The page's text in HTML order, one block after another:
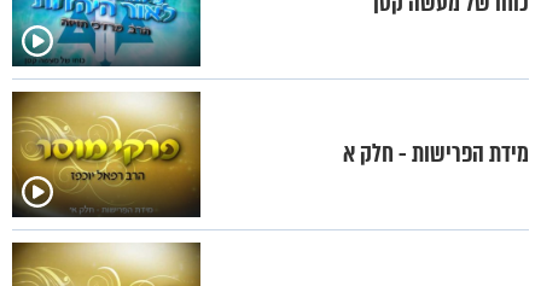
מידת הפרישות - חלק א